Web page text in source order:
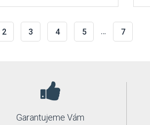
2 3 4 5 … 7
Garantujeme Vám